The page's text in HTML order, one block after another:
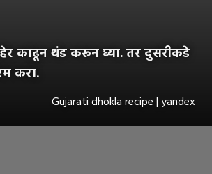
काढून थंड करून घ्या. तर दुसरीकडे
करा.
Gujarati dhokla recipe | yandex